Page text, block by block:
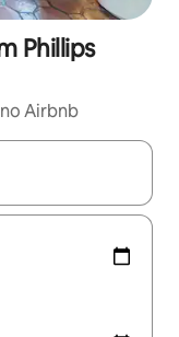
Phillips
Airbnb
explore-os